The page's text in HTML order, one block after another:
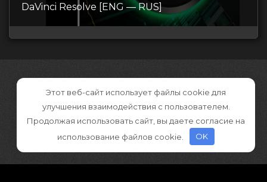
DaVinci Resolve [ENG — RUS]
Этот веб-сайт использует файлы cookie для
улучшения взаимодействия с пользователем.
Продолжая использовать сайт, вы даете согласие на
использование файлов cookie.
OK